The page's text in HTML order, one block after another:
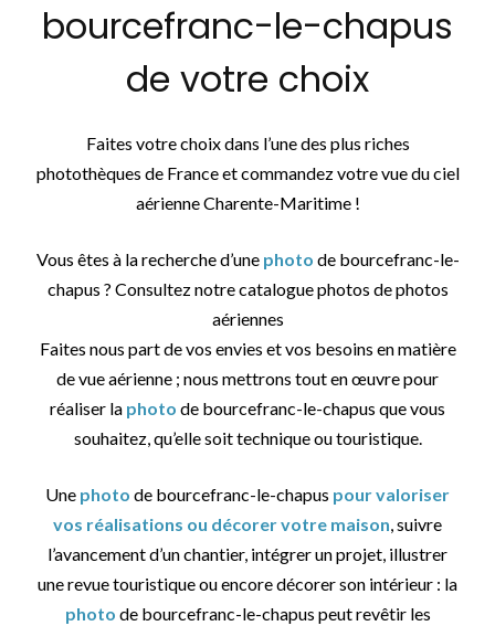
bourcefranc-le-chapus
de votre choix
Faites votre choix dans l’une des plus riches
photothèques de France et commandez votre vue du ciel
aérienne Charente-Maritime !
Vous êtes à la recherche d’une photo de bourcefranc-le-
chapus ? Consultez notre catalogue photos de photos
aériennes
Faites nous part de vos envies et vos besoins en matière
de vue aérienne ; nous mettrons tout en œuvre pour
réaliser la photo de bourcefranc-le-chapus que vous
souhaitez, qu’elle soit technique ou touristique.
Une photo de bourcefranc-le-chapus pour valoriser
vos réalisations ou décorer votre maison, suivre
l’avancement d’un chantier, intégrer un projet, illustrer
une revue touristique ou encore décorer son intérieur : la
photo de bourcefranc-le-chapus peut revêtir les